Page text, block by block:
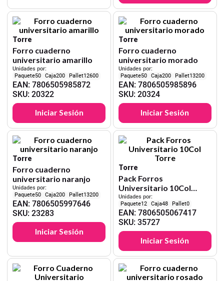
Torre
Forro cuaderno
universitario amarillo
Unidades por:
50
200 12600
EAN:7806505985872
SKU:20322
Iniciar Sesión
Torre
Forro cuaderno
universitario morado
Unidades por:
50
200 13200
EAN: 7806505985896
SKU: 20324
Iniciar Sesión
Torre
Forro cuaderno
universitario naranjo
Unidades por:
50
200 13200
EAN:7806505997646
SKU:23283
Iniciar Sesión
Torre
Pack Forros
Universitario 10Col
Torre
Unidades por:
12
48 0
EAN: 7806505067417
SKU: 35727
Iniciar Sesión